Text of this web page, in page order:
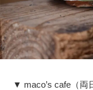
▼ maco’s cafe（両